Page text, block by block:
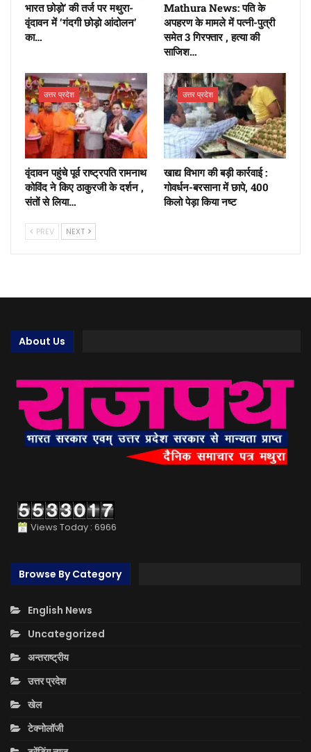
भारत छोड़ो’ की तर्ज पर मथुरा-
वृंदावन में ‘गंदगी छोड़ो आंदोलन’
का…
Mathura News: पति के
अपहरण के मामले में पत्नी-पुत्री
समेत 3 गिरफ्तार , हत्या की
साजिश…
उत्तर प्रदेश
वृंदावन पहुंचे पूर्व राष्ट्रपति रामनाथ
कोविंद ने किए ठाकुरजी के दर्शन ,
संतों से लिया…
उत्तर प्रदेश
खाद्य विभाग की बड़ी कार्रवाई :
गोवर्धन-बरसाना में छापे, 400
किलो पेड़ा किया नष्ट
PREV NEXT
About Us
Views Today : 6966
Browse By Category
English News
Uncategorized
अन्तराष्ट्रीय
उत्तर प्रदेश
खेल
टेक्नोलॉजी